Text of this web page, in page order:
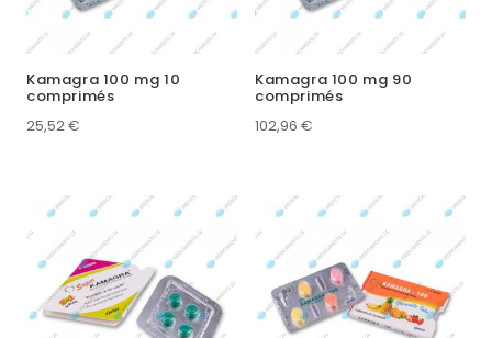
Kamagra 100 mg 10
comprimés
25,52€
Kamagra 100 mg 90
comprimés
102,96 €